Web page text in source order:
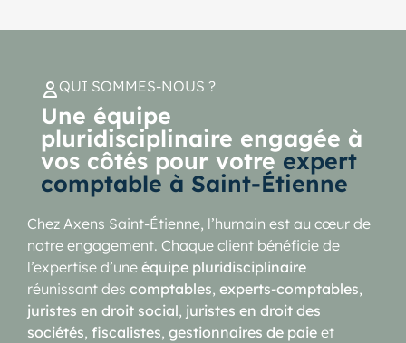
QUI SOMMES-NOUS ?
Une équipe
pluridisciplinaire engagée à
vos côtés pour votreexpert
comptable à Saint-Étienne
Chez Axens Saint-Étienne, l’humain est au cœur de
notre engagement. Chaque client bénéficie de
l’expertise d’une équipe pluridisciplinaire
réunissant des comptables, experts-comptables,
juristes en droit social, juristes en droit des
sociétés, fiscalistes, gestionnaires de paie et